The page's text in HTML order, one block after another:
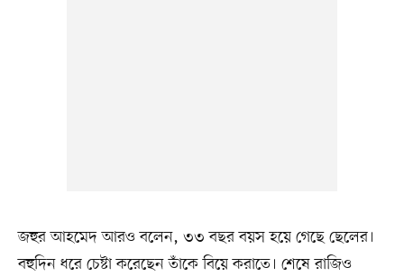
জহুর আহমেদ আরও বলেন, ৩৩ বছর বয়স হয়ে গেছে ছেলের।
বহুদিন ধরে চেষ্টা করেছেন তাঁকে বিয়ে করাতে। শেষে রাজিও